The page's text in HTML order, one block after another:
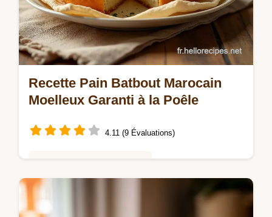
Recette Pain Batbout Marocain
Moelleux Garanti à la Poêle
4.11 (9 Évaluations)
Réussissez votre pain marocain batbout à la
poêle Cette recette express vous garantit un